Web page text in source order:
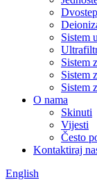
Sistem
Sistem
Sistem
Sistem
O nama
Skinuti
Vijesti
Često
Kontaktiraj
English